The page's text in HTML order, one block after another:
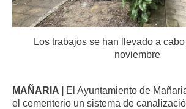
Los trabajos se han llevado a
noviembre
MAÑARIA | El Ayuntamiento de
el cementerio un sistema de